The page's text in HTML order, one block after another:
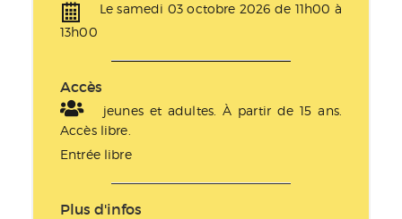
Le samedi 03 octobre 2026 de 11h00 à
13h00
Accès
jeunes et adultes. À partir de 15 ans.
Accès libre.
Entrée libre
Plus d'infos